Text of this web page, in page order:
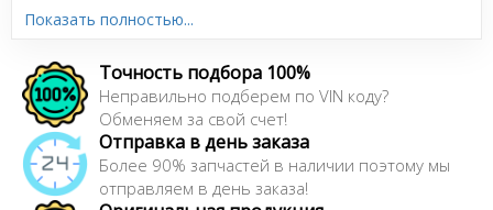
поставщиков и имеет исследовательские и
владеет торговыми марками MAHLE, Knecht, Behr, Clevite,
Metal Leve и BrainBee.
Сайт: http://www.mahle.com/
Показать полностью...
Точность подбора 100%
Неправильно подберем по VIN коду?
Обменяем за свой счет!
Отправка в день заказа
Более 90% запчастей в наличии поэтому мы
отправляем в день заказа!